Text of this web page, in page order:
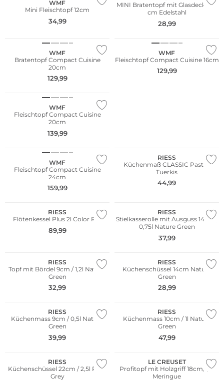
WMF
Mini Fleischtopf 12cm
34,99
MINI Bratentopf mit Glasdeckel 12
cm Edelstahl
28,99
WMF
Bratentopf Compact Cuisine
20cm
129,99
WMF
Fleischtopf Compact Cuisine 16cm
129,99
WMF
Fleischtopf Compact Cuisine
20cm
139,99
WMF
Fleischtopf Compact Cuisine
24cm
159,99
RIESS
Küchenmaß CLASSIC Pastell
Tuerkis
44,99
RIESS
Flötenkessel Plus 2l Color Rot
89,99
RIESS
Stielkasserolle mit Ausguss 14cm /
0,75l Nature Green
37,99
RIESS
Topf mit Bördel 9cm / 1,2l Nature
Green
32,99
WE ♡ AUSTRIA
RIESS
Küchenschüssel 14cm Nature
Green
28,99
RIESS
Küchenmass 9cm / 0,5l Nature
Green
39,99
RIESS
Küchenmass 10cm / 1l Nature
Green
47,99
RIESS
Küchenschüssel 22cm / 2,5l Pure
Grey
LE CREUSET
Profitopf mit Holzgriff 18cm/1,8l
Meringue